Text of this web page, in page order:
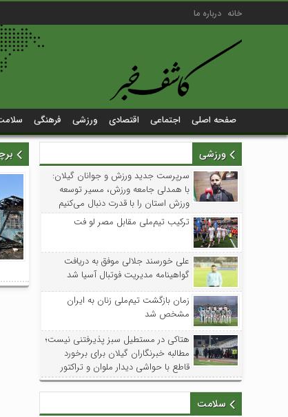
خانه درباره ما
صفحه اصلی اجتماعی اقتصادی ورزشی فرهنگی
ورزشی
سرپرست جدید ورزش و جوانان گیلان:
با همدلی جامعه ورزش، مسیر توسعه
ورزش استان را با قدرت دنبال می‌کنیم
ترکیب تیم‌ملی مقابل مصر لو فت
علی خورسند جلالی موفق به دریافت
گواهینامه مدیریت فوتبال آسیا شد
زمان بازگشت تیم‌ملی زنان به ایران
مشخص شد
هتاکی در مستطیل سبز پذیرفتنی نیست؛
مطالبه خبرنگاران گیلان برای برخورد
قاطع با حواشی دیدار ملوان و تراکتور
سلامت